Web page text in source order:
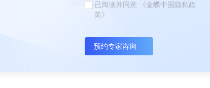
已阅读并同意
《金蝶中国隐私政
策》
预约专家咨询